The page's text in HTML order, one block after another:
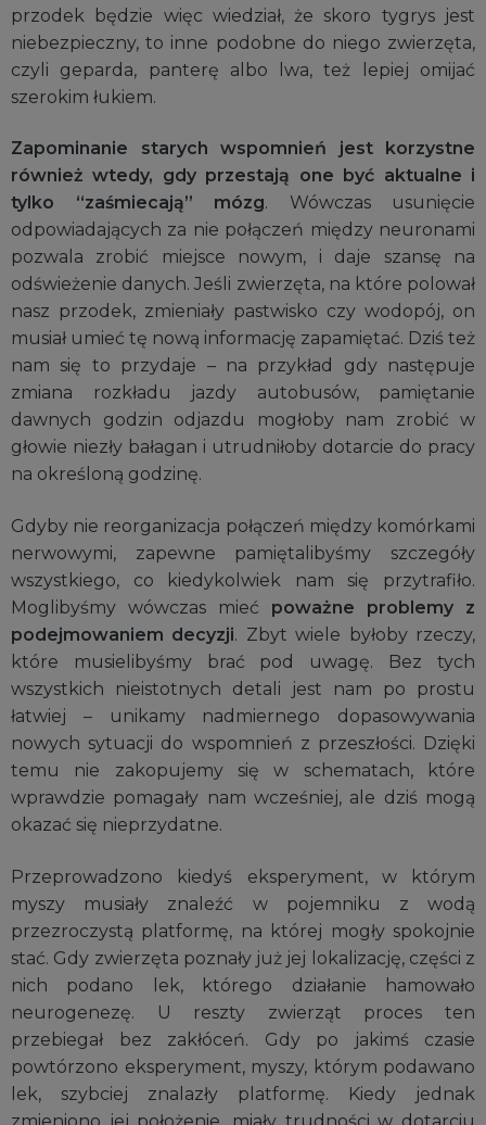
przodek będzie więc wiedział, że skoro tygrys jest
niebezpieczny, to inne podobne do niego zwierzęta,
czyli geparda, panterę albo lwa, też lepiej omijać
szerokim łukiem.
Zapominanie starych wspomnień jest korzystne
również wtedy, gdy przestają one być aktualne i
tylko “zaśmiecają” mózg. Wówczas usunięcie
odpowiadających za nie połączeń między neuronami
pozwala zrobić miejsce nowym, i daje szansę na
odświeżenie danych. Jeśli zwierzęta, na które polował
nasz przodek, zmieniały pastwisko czy wodopój, on
musiał umieć tę nową informację zapamiętać. Dziś też
nam się to przydaje – na przykład gdy następuje
zmiana rozkładu jazdy autobusów, pamiętanie
dawnych godzin odjazdu mogłoby nam zrobić w
głowie niezły bałagan i utrudniłoby dotarcie do pracy
na określoną godzinę.
Gdyby nie reorganizacja połączeń między komórkami
nerwowymi, zapewne pamiętalibyśmy szczegóły
wszystkiego, co kiedykolwiek nam się przytrafiło.
Moglibyśmy wówczas mieć poważne problemy z
podejmowaniem decyzji. Zbyt wiele byłoby rzeczy,
które musielibyśmy brać pod uwagę. Bez tych
wszystkich nieistotnych detali jest nam po prostu
łatwiej – unikamy nadmiernego dopasowywania
nowych sytuacji do wspomnień z przeszłości. Dzięki
temu nie zakopujemy się w schematach, które
wprawdzie pomagały nam wcześniej, ale dziś mogą
okazać się nieprzydatne.
Przeprowadzono kiedyś eksperyment, w którym
myszy musiały znaleźć w pojemniku z wodą
przezroczystą platformę, na której mogły spokojnie
stać. Gdy zwierzęta poznały już jej lokalizację, części z
nich podano lek, którego działanie hamowało
neurogenezę. U reszty zwierząt proces ten
przebiegał bez zakłóceń. Gdy po jakimś czasie
powtórzono eksperyment, myszy, którym podawano
lek, szybciej znalazły platformę. Kiedy jednak
zmieniono jej położenie, miały trudności w dotarciu